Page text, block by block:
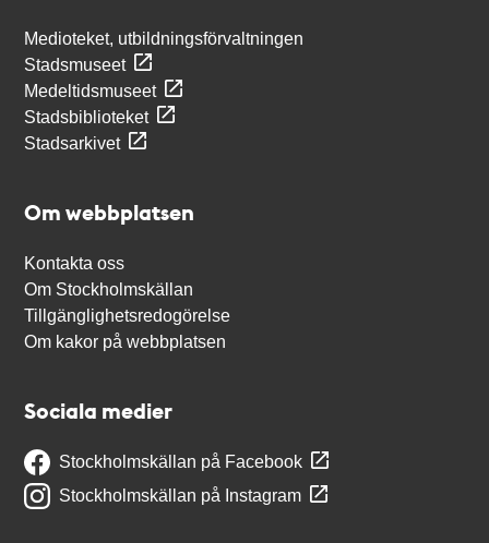
Medioteket, utbildningsförvaltningen
Stadsmuseet
Medeltidsmuseet
Stadsbiblioteket
Stadsarkivet
Om webbplatsen
Kontakta oss
Om Stockholmskällan
Tillgänglighetsredogörelse
Om kakor på webbplatsen
Sociala medier
Stockholmskällan på Facebook
Stockholmskällan på Instagram